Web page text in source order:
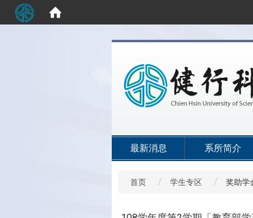
最新消息 系所简介
首页 学生专区 奖助学